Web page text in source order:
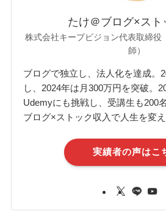
たけ＠ブログ×スト
株式会社キープビジョン代表取締役
師）
ブログで独立し、法人化を達成。
し、2024年は月300万円を突破。
Udemyにも挑戦し、受講生も200
ブログ×ストック収入で人生を変え
実績者の声はこ